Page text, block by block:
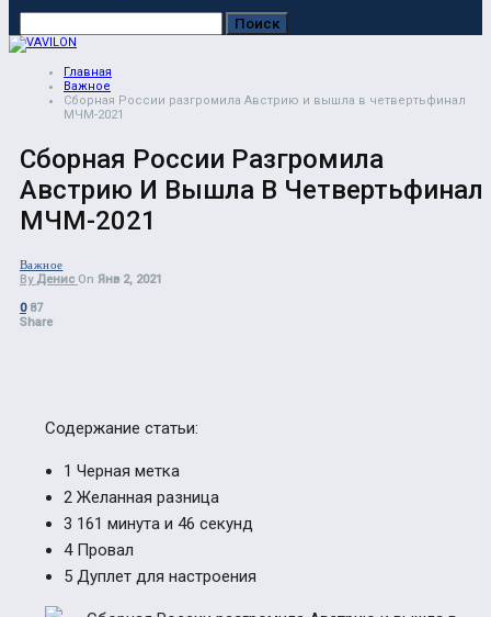
Главная
Важное
Сборная России разгромила Австрию и вышла в четвертьфинал
МЧМ-2021
Сборная России Разгромила
Австрию И Вышла В Четвертьфинал
МЧМ-2021
Важное
By Денис On Янв 2, 2021
0 87
Share
Содержание статьи:
1 Черная метка
2 Желанная разница
3 161 минута и 46 секунд
4Провал
5 Дуплет для настроения